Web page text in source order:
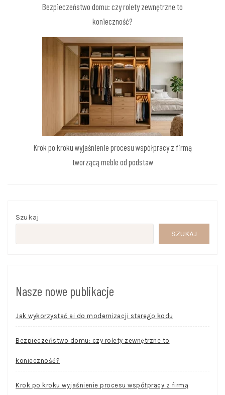
Bezpieczeństwo domu: czy rolety zewnętrzne to
konieczność?
Krok po kroku wyjaśnienie procesu współpracy z firmą
tworzącą meble od podstaw
Szukaj
SZUKAJ
Nasze nowe publikacje
Jak wykorzystać ai do modernizacji starego kodu
Bezpieczeństwo domu: czy rolety zewnętrzne to
konieczność?
Krok po kroku wyjaśnienie procesu współpracy z firmą